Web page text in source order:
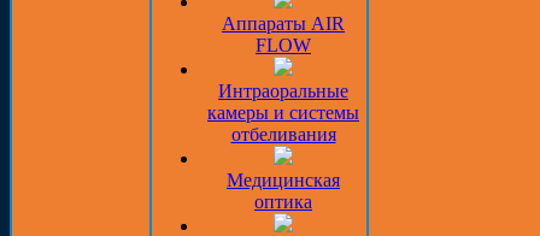
Аппараты AIR
FLOW
Интраоральные
камеры и системы
отбеливания
Медицинская
оптика